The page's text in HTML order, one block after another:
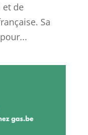
et de
Sa